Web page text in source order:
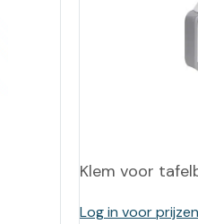
Klem voor
Log in voor prijzen